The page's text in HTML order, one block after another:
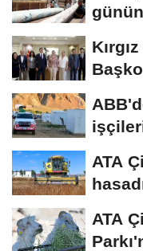
ATA
ATA